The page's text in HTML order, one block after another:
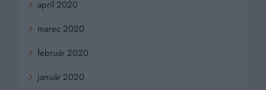
apríl 2020
marec 2020
február 2020
január 2020